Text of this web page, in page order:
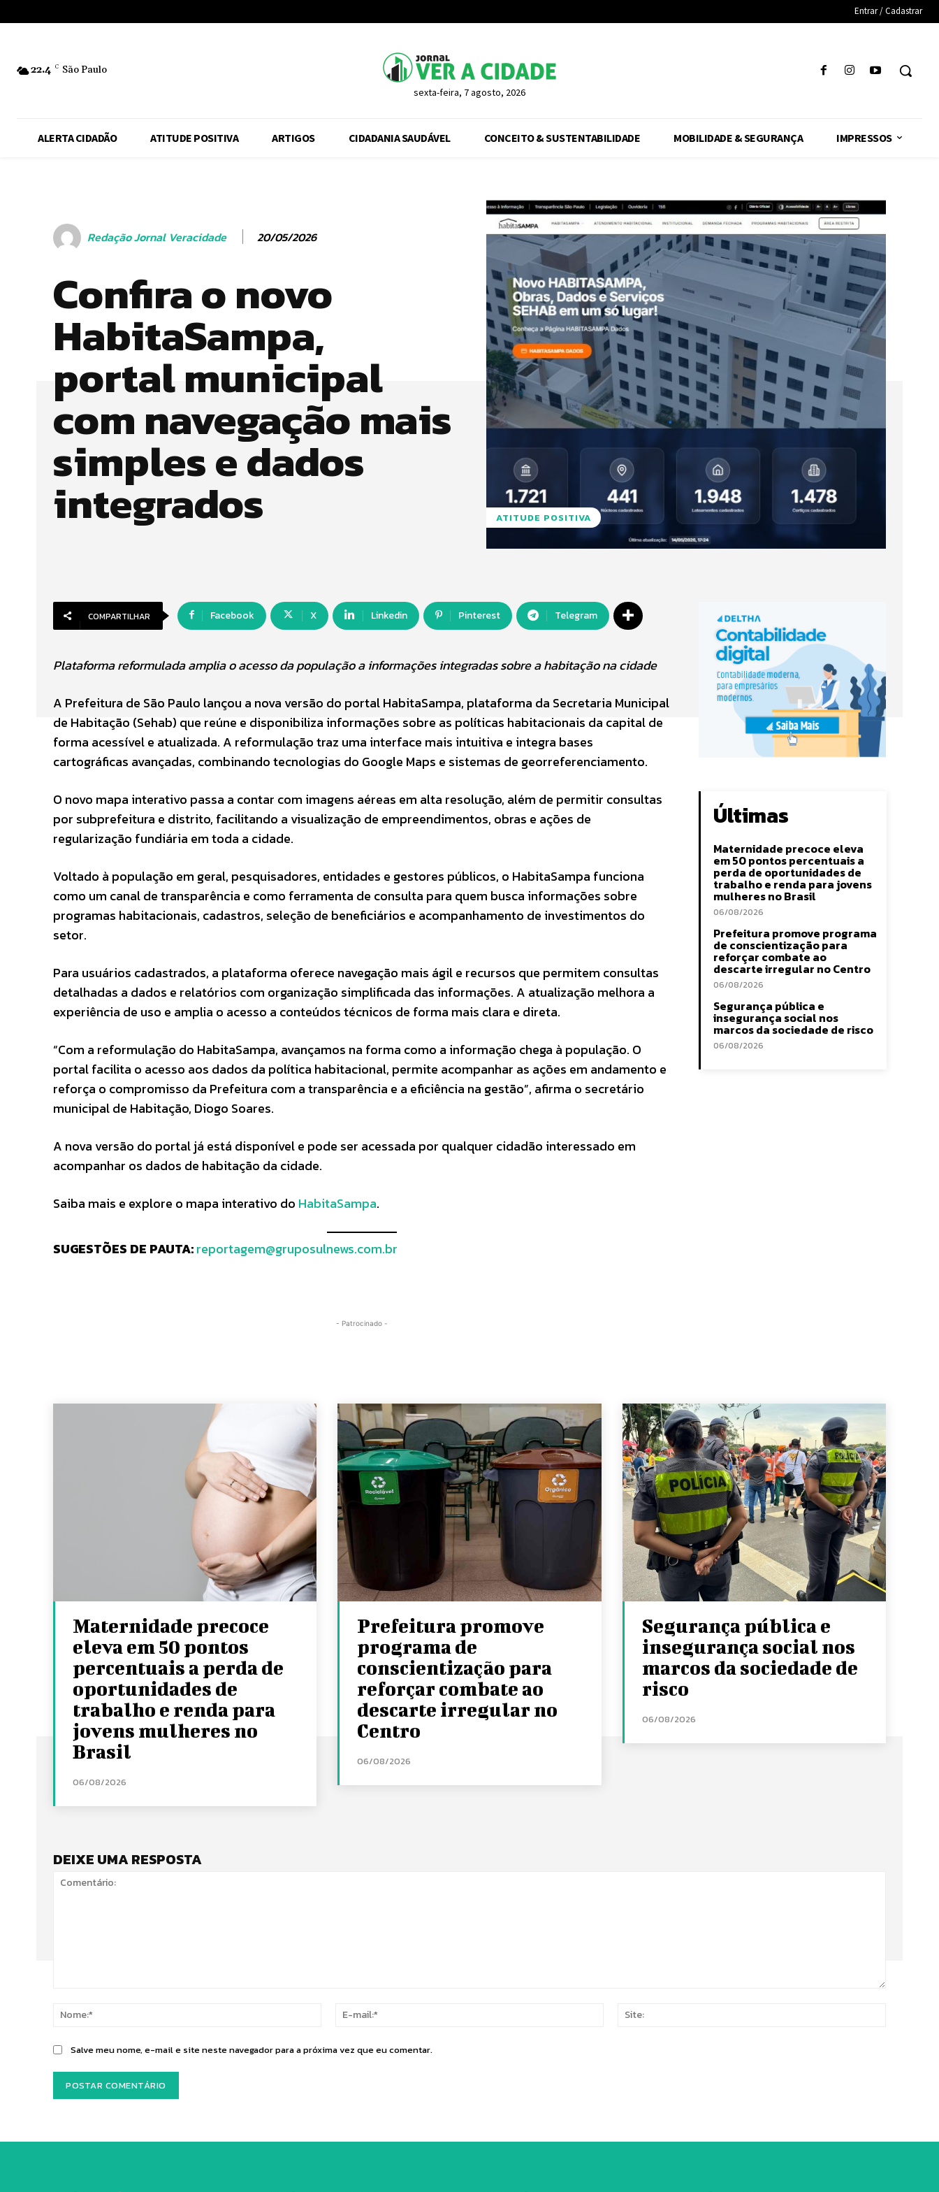
Entrar / Cadastrar
22.4 C São Paulo
sexta-feira, 7 agosto, 2026
ALERTA CIDADÃO ATITUDE POSITIVA ARTIGOS CIDADANIA SAUDÁVEL CONCEITO & SUSTENTABILIDADE MOBILIDADE & SEGURANÇA IMPRESSOS
Redação Jornal Veracidade 20/05/2026
Confira o novo
HabitaSampa,
portal municipal
com navegação mais
simples e dados
integrados ATITUDE POSITIVA
COMPARTILHAR Facebook X Linkedin Pinterest Telegram
Plataforma reformulada amplia o acesso da população a informações integradas sobre a habitação na cidade
A Prefeitura de São Paulo lançou a nova versão do portal HabitaSampa, plataforma da Secretaria Municipal
de Habitação (Sehab) que reúne e disponibiliza informações sobre as políticas habitacionais da capital de
forma acessível e atualizada. A reformulação traz uma interface mais intuitiva e integra bases
cartográficas avançadas, combinando tecnologias do Google Maps e sistemas de georreferenciamento.
O novo mapa interativo passa a contar com imagens aéreas em alta resolução, além de permitir consultas
por subprefeitura e distrito, facilitando a visualização de empreendimentos, obras e ações de
regularização fundiária em toda a cidade.
Voltado à população em geral, pesquisadores, entidades e gestores públicos, o HabitaSampa funciona
como um canal de transparência e como ferramenta de consulta para quem busca informações sobre
programas habitacionais, cadastros, seleção de beneficiários e acompanhamento de investimentos do
setor.
Para usuários cadastrados, a plataforma oferece navegação mais ágil e recursos que permitem consultas
detalhadas a dados e relatórios com organização simplificada das informações. A atualização melhora a
experiência de uso e amplia o acesso a conteúdos técnicos de forma mais clara e direta.
“Com a reformulação do HabitaSampa, avançamos na forma como a informação chega à população. O
portal facilita o acesso aos dados da política habitacional, permite acompanhar as ações em andamento e
reforça o compromisso da Prefeitura com a transparência e a eficiência na gestão”, afirma o secretário
municipal de Habitação, Diogo Soares.
A nova versão do portal já está disponível e pode ser acessada por qualquer cidadão interessado em
acompanhar os dados de habitação da cidade.
Saiba mais e explore o mapa interativo do HabitaSampa.
SUGESTÕES DE PAUTA:reportagem@gruposulnews.com.br
- Patrocinado -
Últimas
Maternidade precoce eleva
em 50 pontos percentuais a
perda de oportunidades de
trabalho e renda para jovens
mulheres no Brasil
06/08/2026
Prefeitura promove programa
de conscientização para
reforçar combate ao
descarte irregular no Centro
06/08/2026
Segurança pública e
insegurança social nos
marcos da sociedade de risco
06/08/2026
Maternidade precoce
eleva em 50 pontos
percentuais a perda de
oportunidades de
trabalho e renda para
jovens mulheres no
Brasil
06/08/2026
Prefeitura promove
programa de
conscientização para
reforçar combate ao
descarte irregular no
Centro
06/08/2026
Segurança pública e
insegurança social nos
marcos da sociedade de
risco
06/08/2026
DEIXE UMA RESPOSTA
Nome:*
Salve meu nome, e-mail e site neste navegador para a próxima vez que eu comentar.